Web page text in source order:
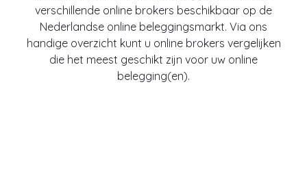
verschillende online brokers beschikbaar op de
Nederlandse online beleggingsmarkt. Via ons
handige overzicht kunt u online brokers vergelijken
die het meest geschikt zijn voor uw online
belegging(en).